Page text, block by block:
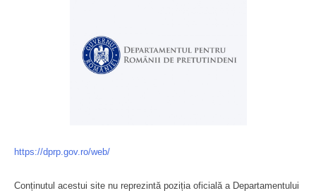
https://dprp.gov.ro/web/
Conținutul acestui site nu reprezintă poziția oficială a Departamentului